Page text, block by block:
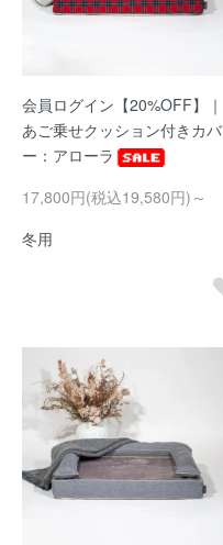
会員ログイン【20%OFF】｜
あご乗せクッション付きカバ
ー：アローラ
17,800円(税込19,580円)～
冬用